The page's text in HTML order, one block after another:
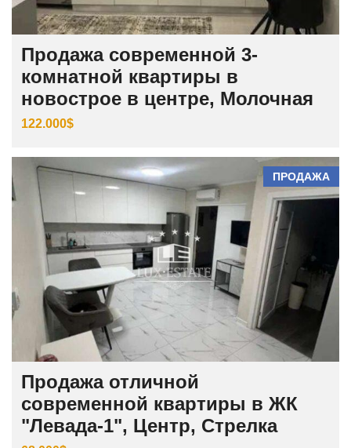
Продажа современной 3-
комнатной квартиры в
новострое в центре, Молочная
122.000$
ПРОДАЖА
Продажа отличной
современной квартиры в ЖК
"Левада-1", Центр, Стрелка